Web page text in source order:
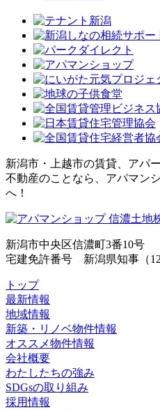
新潟市・上越市の賃貸、アパ
不動産のことなら、アパマン
へ！
新潟市中央区信濃町3番10号
宅建免許番号 新潟県知事（
トップ
最新情報
地域情報
新築・リノベ物件情報
オススメ物件情報
会社概要
わたしたちの強み
SDGsの取り組み
採用情報